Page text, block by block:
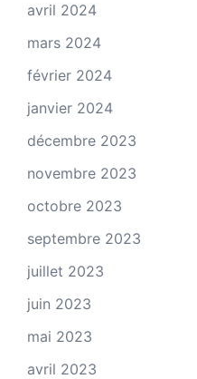
avril 2024
mars 2024
février 2024
janvier 2024
décembre 2023
novembre 2023
octobre 2023
septembre 2023
juillet 2023
juin 2023
mai 2023
avril 2023